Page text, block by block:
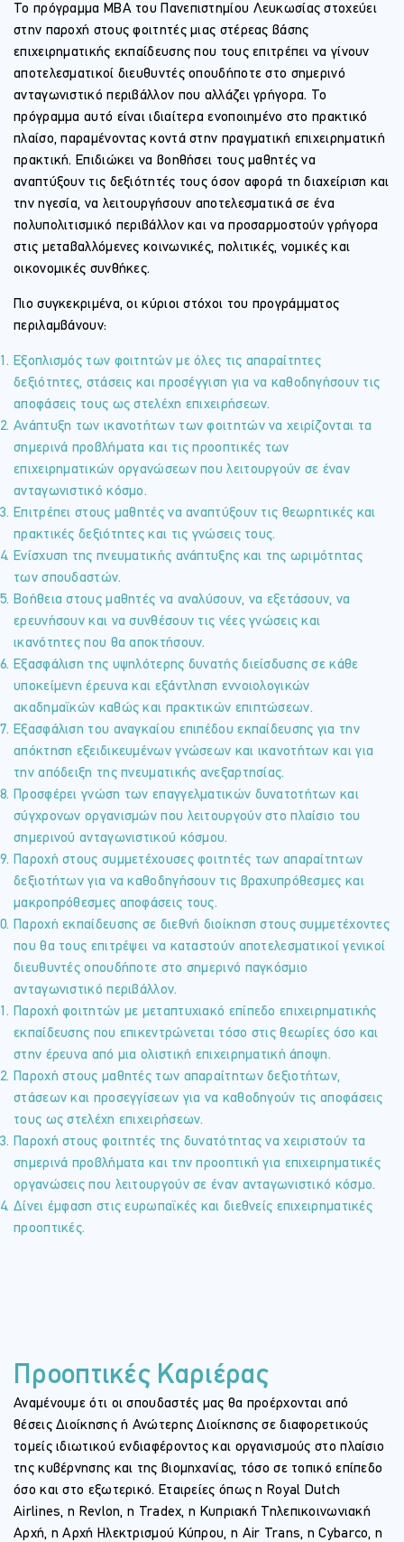
Το πρόγραμμα MBA του Πανεπιστημίου Λευκωσίας στοχεύει
στην παροχή στους φοιτητές μιας στέρεας βάσης
επιχειρηματικής εκπαίδευσης που τους επιτρέπει να γίνουν
αποτελεσματικοί διευθυντές οπουδήποτε στο σημερινό
ανταγωνιστικό περιβάλλον που αλλάζει γρήγορα. Το
πρόγραμμα αυτό είναι ιδιαίτερα ενοποιημένο στο πρακτικό
πλαίσο, παραμένοντας κοντά στην πραγματική επιχειρηματική
πρακτική. Επιδιώκει να βοηθήσει τους μαθητές να
αναπτύξουν τις δεξιότητές τους όσον αφορά τη διαχείριση και
την ηγεσία, να λειτουργήσουν αποτελεσματικά σε ένα
πολυπολιτισμικό περιβάλλον και να προσαρμοστούν γρήγορα
στις μεταβαλλόμενες κοινωνικές, πολιτικές, νομικές και
οικονομικές συνθήκες.
Πιο συγκεκριμένα, οι κύριοι στόχοι του προγράμματος
περιλαμβάνουν:
Εξοπλισμός των φοιτητών με όλες τις απαραίτητες
δεξιότητες, στάσεις και προσέγγιση για να καθοδηγήσουν τις
αποφάσεις τους ως στελέχη επιχειρήσεων.
Ανάπτυξη των ικανοτήτων των φοιτητών να χειρίζονται τα
σημερινά προβλήματα και τις προοπτικές των
επιχειρηματικών οργανώσεων που λειτουργούν σε έναν
ανταγωνιστικό κόσμο.
Επιτρέπει στους μαθητές να αναπτύξουν τις θεωρητικές και
πρακτικές δεξιότητες και τις γνώσεις τους.
Ενίσχυση της πνευματικής ανάπτυξης και της ωριμότητας
των σπουδαστών.
Βοήθεια στους μαθητές να αναλύσουν, να εξετάσουν, να
ερευνήσουν και να συνθέσουν τις νέες γνώσεις και
ικανότητες που θα αποκτήσουν.
Εξασφάλιση της υψηλότερης δυνατής διείσδυσης σε κάθε
υποκείμενη έρευνα και εξάντληση εννοιολογικών
ακαδημαϊκών καθώς και πρακτικών επιπτώσεων.
Εξασφάλιση του αναγκαίου επιπέδου εκπαίδευσης για την
απόκτηση εξειδικευμένων γνώσεων και ικανοτήτων και για
την απόδειξη της πνευματικής ανεξαρτησίας.
Προσφέρει γνώση των επαγγελματικών δυνατοτήτων και
σύγχρονων οργανισμών που λειτουργούν στο πλαίσιο του
σημερινού ανταγωνιστικού κόσμου.
Παροχή στους συμμετέχουσες φοιτητές των απαραίτητων
δεξιοτήτων για να καθοδηγήσουν τις βραχυπρόθεσμες και
μακροπρόθεσμες αποφάσεις τους.
Παροχή εκπαίδευσης σε διεθνή διοίκηση στους συμμετέχοντες
που θα τους επιτρέψει να καταστούν αποτελεσματικοί γενικοί
διευθυντές οπουδήποτε στο σημερινό παγκόσμιο
ανταγωνιστικό περιβάλλον.
Παροχή φοιτητών με μεταπτυχιακό επίπεδο επιχειρηματικής
εκπαίδευσης που επικεντρώνεται τόσο στις θεωρίες όσο και
στην έρευνα από μια ολιστική επιχειρηματική άποψη.
Παροχή στους μαθητές των απαραίτητων δεξιοτήτων,
στάσεων και προσεγγίσεων για να καθοδηγούν τις αποφάσεις
τους ως στελέχη επιχειρήσεων.
Παροχή στους φοιτητές της δυνατότητας να χειριστούν τα
σημερινά προβλήματα και την προοπτική για επιχειρηματικές
οργανώσεις που λειτουργούν σε έναν ανταγωνιστικό κόσμο.
Δίνει έμφαση στις ευρωπαϊκές και διεθνείς επιχειρηματικές
προοπτικές.
Προοπτικές Καριέρας
Αναμένουμε ότι οι σπουδαστές μας θα προέρχονται από
θέσεις Διοίκησης ή Ανώτερης Διοίκησης σε διαφορετικούς
τομείς ιδιωτικού ενδιαφέροντος και οργανισμούς στο πλαίσιο
της κυβέρνησης και της βιομηχανίας, τόσο σε τοπικό επίπεδο
όσο και στο εξωτερικό. Εταιρείες όπως η Royal Dutch
Airlines, η Revlon, η Tradex, η Κυπριακή Τηλεπικοινωνιακή
Αρχή, η Αρχή Ηλεκτρισμού Κύπρου, η Air Trans, η Cybarco, η